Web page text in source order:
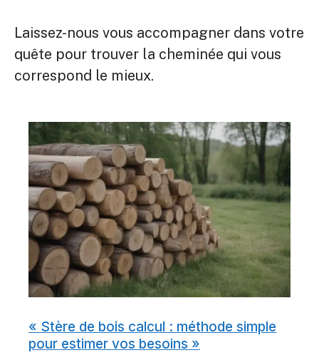
Laissez-nous vous accompagner dans votre
quête pour trouver la cheminée qui vous
correspond le mieux.
« Stère de bois calcul : méthode simple
pour estimer vos besoins »